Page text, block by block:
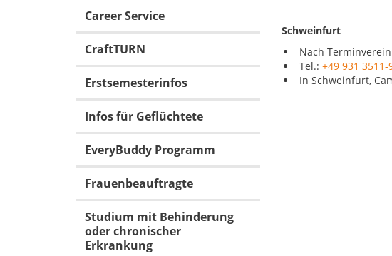
Schweinfurt
Nach
Tel.: +49 931 3511-
In Schweinfurt,
Career Service
CraftTURN
Erstsemesterinfos
Infos für Geflüchtete
EveryBuddy Programm
Frauenbeauftragte
Studium mit Behinderung
oder chronischer
Erkrankung